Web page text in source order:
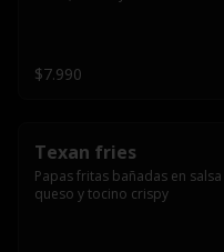
$7.990
Texan fries
Papas fritas bañadas en
queso y tocino crispy